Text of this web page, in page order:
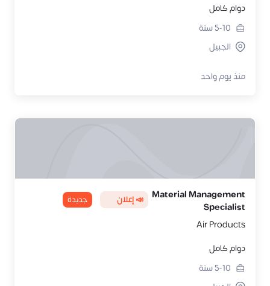
دوام كامل
5-10سنة
الجبيل
منذ يوم واحد
Material Management
Specialist
📣 إعلان جديدة
Air Products
دوام كامل
5-10سنة